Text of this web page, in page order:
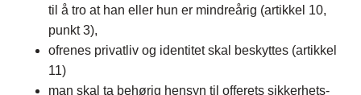
til å tro at han eller hun er mindreårig (artikkel 10,
punkt 3),
ofrenes privatliv og identitet skal beskyttes (artikkel
11)
man skal ta behørig hensyn til offerets sikkerhets-